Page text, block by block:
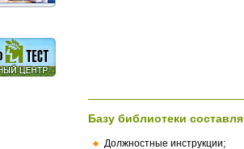
Базу библиотеки
Должностные инструкции;